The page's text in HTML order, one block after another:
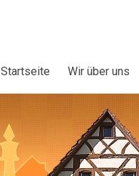
Startseite Wir über uns